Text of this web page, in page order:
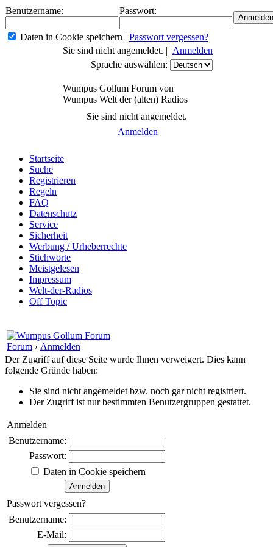
Benutzername: Passwort:
Daten in Cookie speichern | Passwort vergessen?
Sie sind nicht angemeldet. | Anmelden
Sprache auswählen:
Wumpus Gollum Forum von
Wumpus Welt der (alten) Radios
Sie sind nicht angemeldet.
Anmelden
Startseite
Suche
Registrieren
Regeln
FAQ
Datenschutz
Service
Sicherheit
Werbung / Urheberrechte
Stichworte
Meistgelesen
Impressum
Welt-der-Radios
Off Topic
Forum › Anmelden
Der Zugriff auf diese Seite wurde Ihnen verweigert. Dies kann
folgende Gründe haben:
Sie sind nicht angemeldet bzw. noch gar nicht registriert.
Der Zugriff ist nur bestimmten Benutzergruppen gestattet.
Anmelden
Benutzername:
Passwort:
Daten in Cookie speichern
Passwort vergessen?
Benutzername:
E-Mail: